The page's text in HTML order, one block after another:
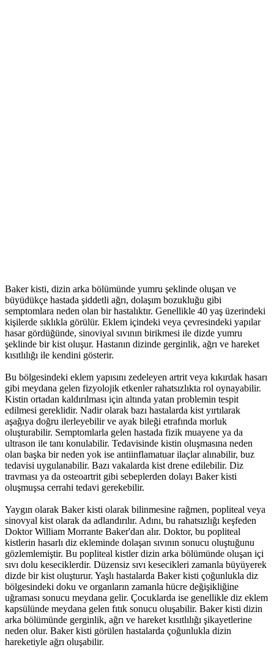
Baker kisti, dizin arka bölümünde yumru şeklinde oluşan ve
büyüdükçe hastada şiddetli ağrı, dolaşım bozukluğu gibi
semptomlara neden olan bir hastalıktır. Genellikle 40 yaş üzerindeki
kişilerde sıklıkla görülür. Eklem içindeki veya çevresindeki yapılar
hasar gördüğünde, sinoviyal sıvının birikmesi ile dizde yumru
şeklinde bir kist oluşur. Hastanın dizinde gerginlik, ağrı ve hareket
kısıtlılığı ile kendini gösterir.
Bu bölgesindeki eklem yapısını zedeleyen artrit veya kıkırdak hasarı
gibi meydana gelen fizyolojik etkenler rahatsızlıkta rol oynayabilir.
Kistin ortadan kaldırılması için altında yatan problemin tespit
edilmesi gereklidir. Nadir olarak bazı hastalarda kist yırtılarak
aşağıya doğru ilerleyebilir ve ayak bileği etrafında morluk
oluşturabilir. Semptomlarla gelen hastada fizik muayene ya da
ultrason ile tanı konulabilir. Tedavisinde kistin oluşmasına neden
olan başka bir neden yok ise antiinflamatuar ilaçlar alınabilir, buz
tedavisi uygulanabilir. Bazı vakalarda kist drene edilebilir. Diz
travması ya da osteoartrit gibi sebeplerden dolayı Baker kisti
oluşmuşsa cerrahi tedavi gerekebilir.
Yaygın olarak Baker kisti olarak bilinmesine rağmen, popliteal veya
sinovyal kist olarak da adlandırılır. Adını, bu rahatsızlığı keşfeden
Doktor William Morrante Baker'dan alır. Doktor, bu popliteal
kistlerin hasarlı diz ekleminde dolaşan sıvının sonucu oluştuğunu
gözlemlemiştir. Bu popliteal kistler dizin arka bölümünde oluşan içi
sıvı dolu keseciklerdir. Düzensiz sıvı kesecikleri zamanla büyüyerek
dizde bir kist oluşturur. Yaşlı hastalarda Baker kisti çoğunlukla diz
bölgesindeki doku ve organların zamanla hücre değişikliğine
uğraması sonucu meydana gelir. Çocuklarda ise genellikle diz eklem
kapsülünde meydana gelen fıtık sonucu oluşabilir. Baker kisti dizin
arka bölümünde gerginlik, ağrı ve hareket kısıtlılığı şikayetlerine
neden olur. Baker kisti görülen hastalarda çoğunlukla dizin
hareketiyle ağrı oluşabilir.